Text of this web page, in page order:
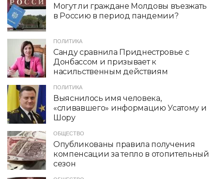
Могут ли граждане Молдовы въезжать
в Россию в период пандемии?
ПОЛИТИКА
Санду сравнила Приднестровье с
Донбассом и призывает к
насильственным действиям
ПОЛИТИКА
Выяснилось имя человека,
«сливавшего» информацию Усатому и
Шору
ОБЩЕСТВО
Опубликованы правила получения
компенсации за тепло в отопительный
сезон